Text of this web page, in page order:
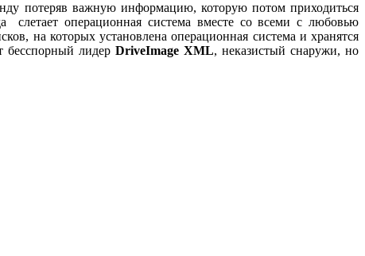
потеряв важную информацию, которую потом приходиться
слетает операционная система вместе со всеми с любовью
на которых установлена операционная система и хранятся
бесспорный лидер DriveImage XML, неказистый снаружи, но